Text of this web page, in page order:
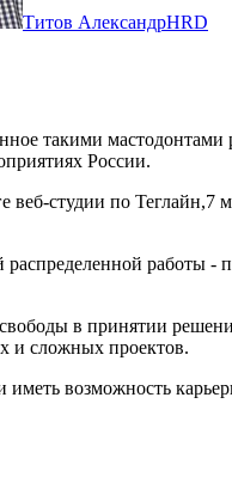
Титов АлександрHRD
такими
России.
студии по Теглайн,7
работы
в принятии
и сложных проектов.
возможность